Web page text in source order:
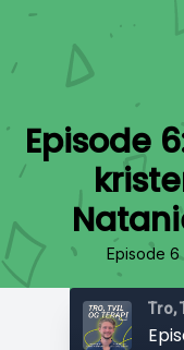
Episode
Episode 6
Tro,